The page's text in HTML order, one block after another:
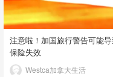
注意啦！加国旅行警告可能
保险失效
Westca加拿大生活